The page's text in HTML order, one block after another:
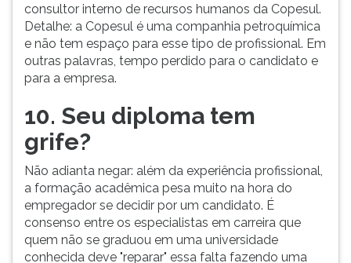
consultor interno de recursos humanos da Copesul.
Detalhe: a Copesul é uma companhia petroquímica
e não tem espaço para esse tipo de profissional. Em
outras palavras, tempo perdido para o candidato e
para a empresa.
10. Seu diploma tem
grife?
Não adianta negar: além da experiência profissional,
a formação acadêmica pesa muito na hora do
empregador se decidir por um candidato. É
consenso entre os especialistas em carreira que
quem não se graduou em uma universidade
conhecida deve "reparar" essa falta fazendo uma